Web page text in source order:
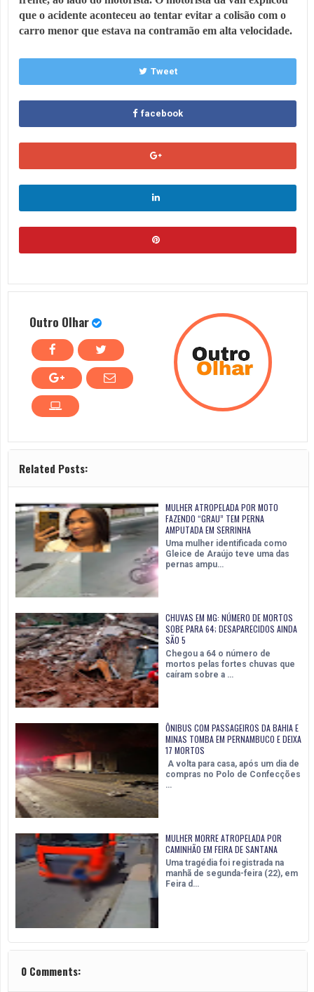
que o acidente aconteceu ao tentar evitar a colisão com o
carro menor que estava na contramão em alta velocidade.
Tweet
facebook
Outro Olhar
Related Posts:
MULHER ATROPELADA POR MOTO
FAZENDO “GRAU” TEM PERNA
AMPUTADA EM SERRINHA
Uma mulher identificada como
Gleice de Araújo teve uma das
pernas ampu…
CHUVAS EM MG: NÚMERO DE MORTOS
SOBE PARA 64; DESAPARECIDOS AINDA
SÃO 5
Chegou a 64 o número de
mortos pelas fortes chuvas que
caíram sobre a …
ÔNIBUS COM PASSAGEIROS DA BAHIA E
MINAS TOMBA EM PERNAMBUCO E DEIXA
17 MORTOS
A volta para casa, após um dia de
compras no Polo de Confecções
…
MULHER MORRE ATROPELADA POR
CAMINHÃO EM FEIRA DE SANTANA
Uma tragédia foi registrada na
manhã de segunda-feira (22), em
Feira d…
0 Comments: